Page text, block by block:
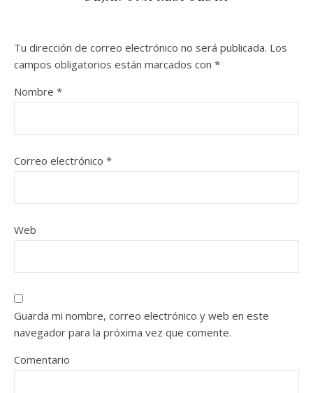
Tu dirección de correo electrónico no será publicada. Los
campos obligatorios están marcados con *
Nombre *
Correo electrónico *
Web
Guarda mi nombre, correo electrónico y web en este
navegador para la próxima vez que comente.
Comentario